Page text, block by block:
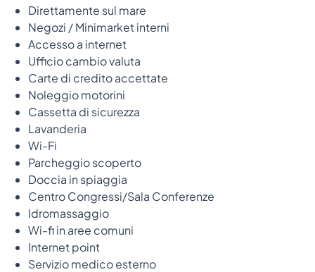
Direttamente sul mare
Negozi / Minimarket interni
Accesso a internet
Ufficio cambio valuta
Carte di credito accettate
Noleggio motorini
Cassetta di sicurezza
Lavanderia
Wi-Fi
Parcheggio scoperto
Doccia in spiaggia
Centro Congressi/Sala Conferenze
Idromassaggio
Wi-fi in aree comuni
Internet point
Servizio medico esterno